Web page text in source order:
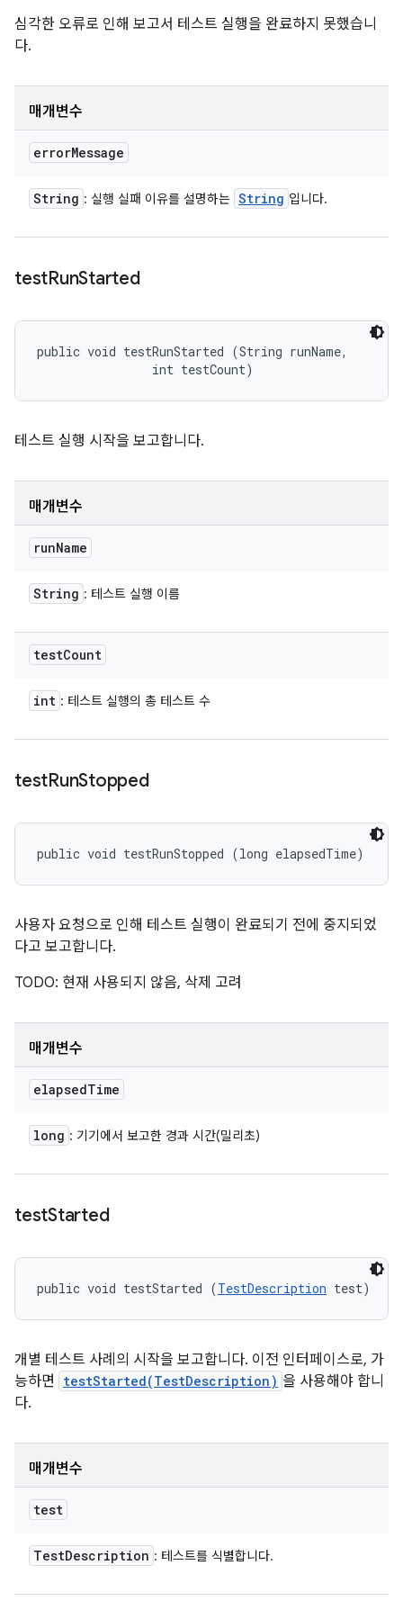
심각한 오류로 인해 보고서 테스트 실행을 완료하지 못했습니
다.
매개변수
errorMessage
String : 실행 실패 이유를 설명하는 String 입니다.
testRunStarted
public void testRunStarted (String runName,
                int testCount)
테스트 실행 시작을 보고합니다.
매개변수
runName
String : 테스트 실행 이름
testCount
int : 테스트 실행의 총 테스트 수
testRunStopped
public void testRunStopped (long elapsedTime)
사용자 요청으로 인해 테스트 실행이 완료되기 전에 중지되었
다고 보고합니다.
TODO: 현재 사용되지 않음, 삭제 고려
매개변수
elapsedTime
long : 기기에서 보고한 경과 시간(밀리초)
testStarted
public void testStarted (TestDescription test)
개별 테스트 사례의 시작을 보고합니다. 이전 인터페이스로, 가
능하면
testStarted(TestDescription) 을 사용해야 합니
다.
매개변수
test
TestDescription : 테스트를 식별합니다.